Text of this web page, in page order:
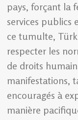
pays, forçant la
services publics
ce tumulte, Türk
respecter les
de droits
manifestations,
encouragés à
manière